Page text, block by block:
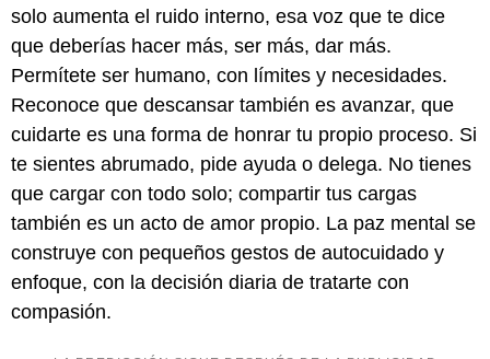
solo aumenta el ruido interno, esa voz que te dice
que deberías hacer más, ser más, dar más.
Permítete ser humano, con límites y necesidades.
Reconoce que descansar también es avanzar, que
cuidarte es una forma de honrar tu propio proceso. Si
te sientes abrumado, pide ayuda o delega. No tienes
que cargar con todo solo; compartir tus cargas
también es un acto de amor propio. La paz mental se
construye con pequeños gestos de autocuidado y
enfoque, con la decisión diaria de tratarte con
compasión.